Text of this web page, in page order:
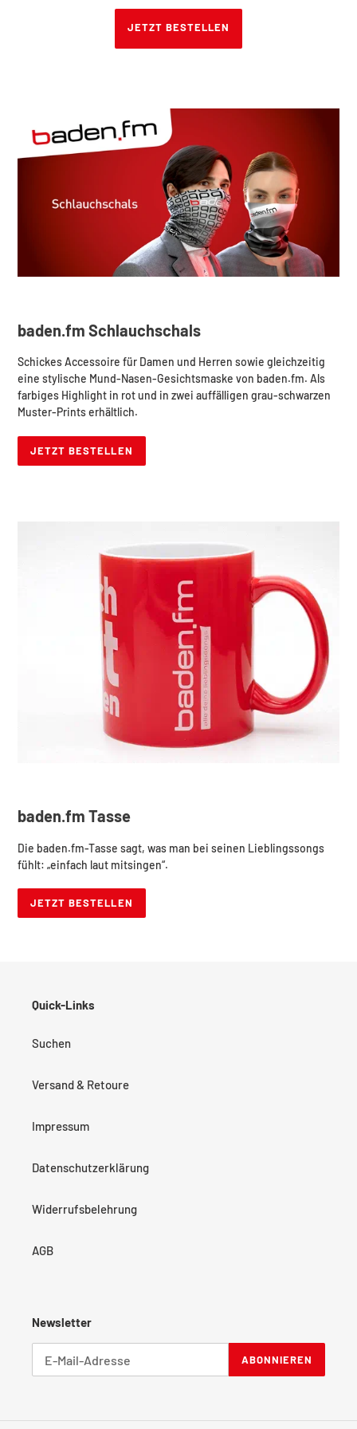
JETZT BESTELLEN
baden.fm Schlauchschals
Schickes Accessoire für Damen und Herren sowie gleichzeitig
eine stylische Mund-Nasen-Gesichtsmaske von baden.fm. Als
farbiges Highlight in rot und in zwei auffälligen grau-schwarzen
Muster-Prints erhältlich.
JETZT BESTELLEN
baden.fm Tasse
Die baden.fm-Tasse sagt, was man bei seinen Lieblingssongs
fühlt: „einfach laut mitsingen“.
JETZT BESTELLEN
Quick-Links
Suchen
Versand & Retoure
Impressum
Datenschutzerklärung
Widerrufsbelehrung
AGB
Newsletter
ABONNIEREN